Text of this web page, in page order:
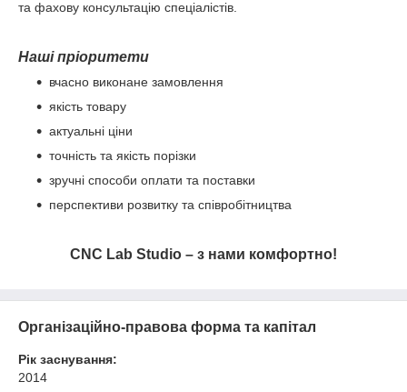
та фахову консультацію спеціалістів.
Наші пріоритети
вчасно виконане замовлення
якість товару
актуальні ціни
точність та якість порізки
зручні способи оплати та поставки
перспективи розвитку та співробітництва
CNC Lab Studio – з нами комфортно!
Організаційно-правова форма та капітал
Рік заснування:
2014